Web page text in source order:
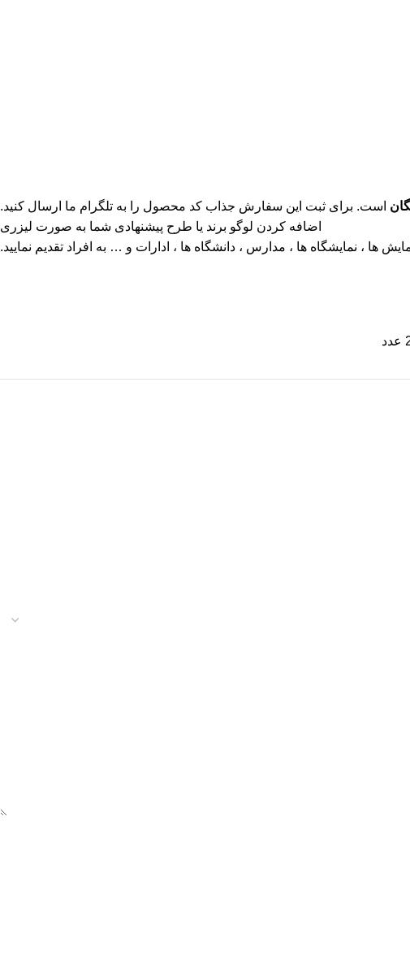
است. برای ثبت این سفارش جذاب کد محصول را به تلگرام ما ارسال کنید.
اضافه کردن لوگو برند یا طرح پیشنهادی شما به صورت لیزری
ها ، نمایشگاه ها ، مدارس ، دانشگاه ها ، ادارات و … به افراد تقدیم نمایید.